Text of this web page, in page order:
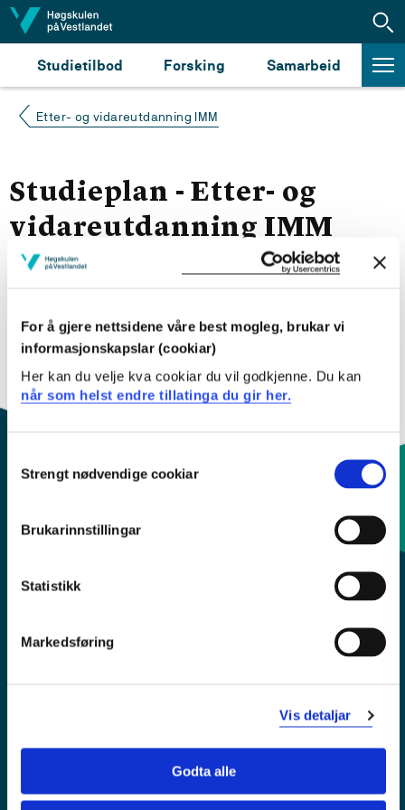
For å gjere nettsidene våre best mogleg, brukar vi
informasjonskapslar (cookiar)
Her kan du velje kva cookiar du vil godkjenne. Du kan
når som helst endre tillatinga du gir her.
Selection
Strengt nødvendige cookiar
Brukarinnstillingar
Statistikk
Markedsføring
Vis detaljar
Godta alle
Hopp til innhald
Studietilbod Forsking Samarbeid
Etter- og vidareutdanning IMM
Studieplan - Etter- og
vidareutdanning IMM
Fleire studieplaner
Kull Hausten 2025